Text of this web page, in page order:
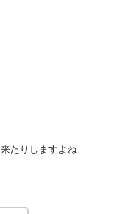
たりしますよね